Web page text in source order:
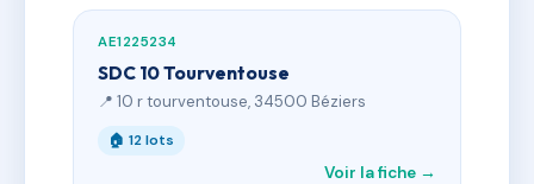
AE1225234
SDC 10 Tourventouse
📍 10 r tourventouse, 34500 Béziers
🏠 12 lots
Voir la fiche →